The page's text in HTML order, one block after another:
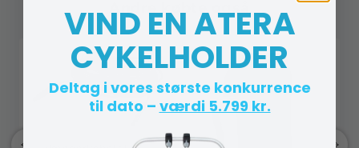
VIND EN ATERA
CYKELHOLDER
Deltag i vores største konkurrence
til dato – værdi 5.799 kr.